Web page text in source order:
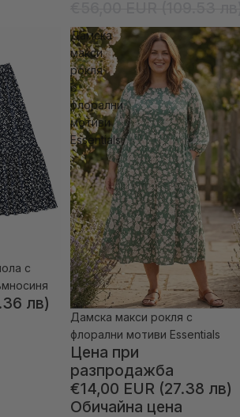
с
лв)
Дамска
макси
рокля
с
флорални
мотиви
Essentials
Изчерпано
Дамска макси рокля с
флорални мотиви Essentials
Цена при
разпродажба
€14,00 EUR (27.38 лв)
Обичайна цена